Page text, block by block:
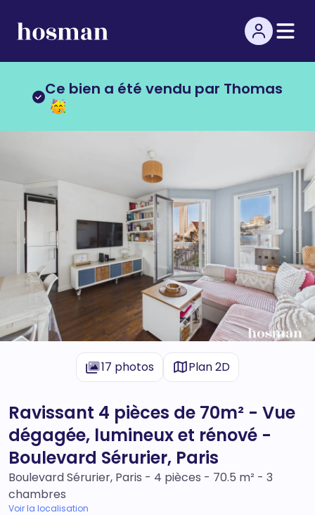
Ce bien a été vendu par Thomas
17 photos Plan 2D
Ravissant 4 pièces de 70m² - Vue
dégagée, lumineux et rénové -
Boulevard Sérurier, Paris
Boulevard Sérurier, Paris - 4 pièces - 70.5 m² - 3
chambres
Voir la localisation